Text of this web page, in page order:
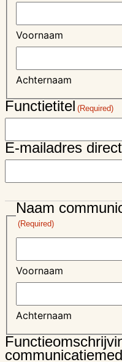
Voornaam
Achternaam
Functietitel (Required)
E-mailadres
Naam
(Required)
Voornaam
Achternaam